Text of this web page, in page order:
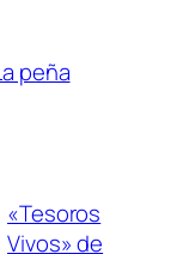
peña
«Tesoros
Vivos» de